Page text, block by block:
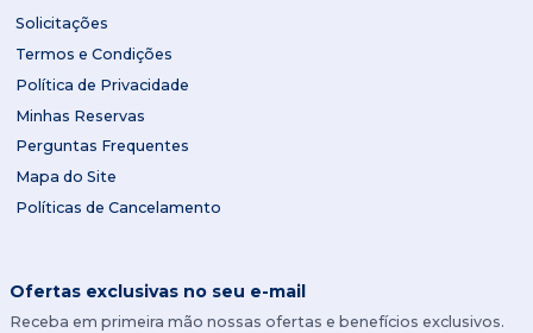
Solicitações
Termos e Condições
Política de Privacidade
Minhas Reservas
Perguntas Frequentes
Mapa do Site
Políticas de Cancelamento
Ofertas exclusivas no seu e-mail
Receba em primeira mão nossas ofertas e benefícios exclusivos.